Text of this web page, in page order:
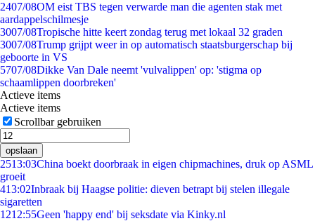
2407/08OM eist TBS tegen verwarde man die agenten stak met
aardappelschilmesje
3007/08Tropische hitte keert zondag terug met lokaal 32 graden
3007/08Trump grijpt weer in op automatisch staatsburgerschap bij
geboorte in VS
5707/08Dikke Van Dale neemt 'vulvalippen' op: 'stigma op
schaamlippen doorbreken'
Actieve items
Actieve items
Scrollbar gebruiken
opslaan
2513:03China boekt doorbraak in eigen chipmachines, druk op ASML
groeit
413:02Inbraak bij Haagse politie: dieven betrapt bij stelen illegale
sigaretten
1212:55Geen 'happy end' bij seksdate via Kinky.nl